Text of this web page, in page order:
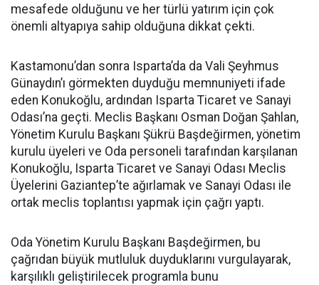
mesafede olduğunu ve her türlü yatırım için çok
önemli altyapıya sahip olduğuna dikkat çekti.
Kastamonu’dan sonra Isparta’da da Vali Şeyhmus
Günaydın’ı görmekten duyduğu memnuniyeti ifade
eden Konukoğlu, ardından Isparta Ticaret ve Sanayi
Odası’na geçti. Meclis Başkanı Osman Doğan Şahlan,
Yönetim Kurulu Başkanı Şükrü Başdeğirmen, yönetim
kurulu üyeleri ve Oda personeli tarafından karşılanan
Konukoğlu, Isparta Ticaret ve Sanayi Odası Meclis
Üyelerini Gaziantep’te ağırlamak ve Sanayi Odası ile
ortak meclis toplantısı yapmak için çağrı yaptı.
Oda Yönetim Kurulu Başkanı Başdeğirmen, bu
çağrıdan büyük mutluluk duyduklarını vurgulayarak,
karşılıklı geliştirilecek programla bunu